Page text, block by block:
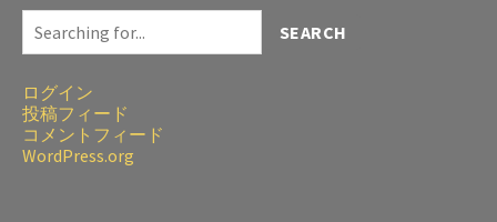
SEARCH
ログイン
投稿フィード
コメントフィード
WordPress.org